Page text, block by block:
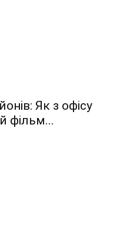
Як з офісу
фільм...